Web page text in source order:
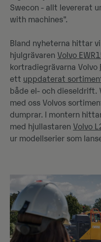
Swecon - allt levererat
with machines".
Bland nyheterna hittar
hjulgrävaren Volvo
kortradiegrävarna Volvo
ett uppdaterat
både el- och dieseldrift.
med oss Volvos
dumprar. I montern
med hjullastaren Volvo
ur modellserier som